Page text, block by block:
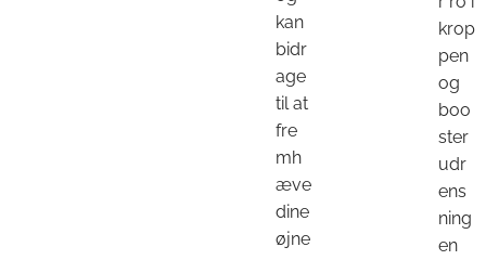
kan
bidr
age
til at
fre
mh
æve
dine
øjne
krop
pen
og
boo
ster
udr
ens
ning
en